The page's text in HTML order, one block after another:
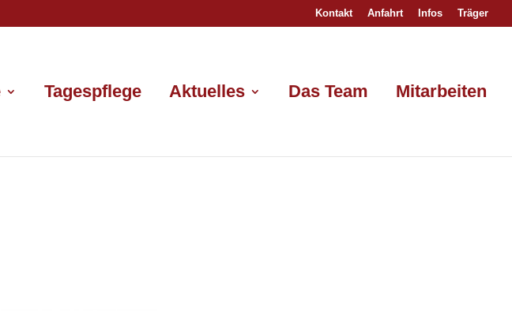
Kontakt Anfahrt Infos Träger
Tagespflege Aktuelles Das Team Mitarbeiten